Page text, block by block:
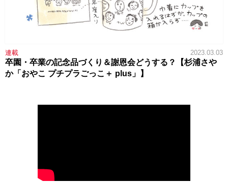
連載 2023.03.03
卒園・卒業の記念品づくり＆謝恩会どうする？【杉浦さや
か「おやこ プチプラごっこ＋ plus」】